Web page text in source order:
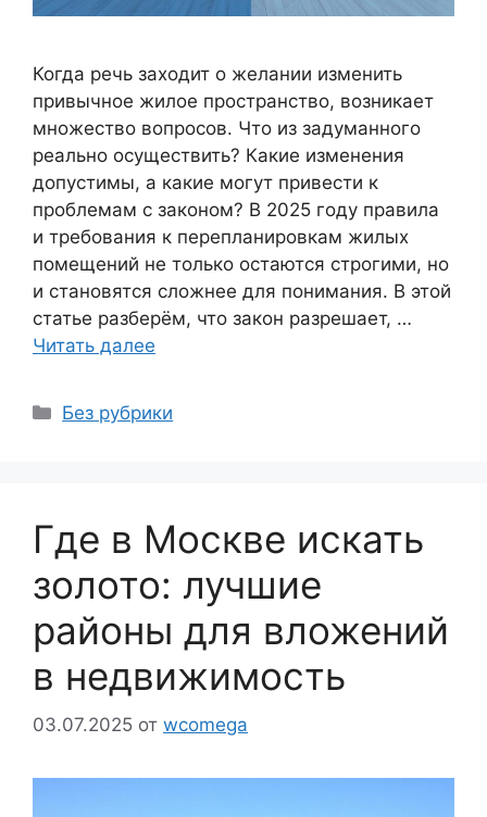
Когда речь заходит о желании изменить
привычное жилое пространство, возникает
множество вопросов. Что из задуманного
реально осуществить? Какие изменения
допустимы, а какие могут привести к
проблемам с законом? В 2025 году правила
и требования к перепланировкам жилых
помещений не только остаются строгими, но
и становятся сложнее для понимания. В этой
статье разберём, что закон разрешает, …
Читать далее
Рубрики
Без рубрики
Где в Москве искать
золото: лучшие
районы для вложений
в недвижимость
03.07.2025 от wcomega